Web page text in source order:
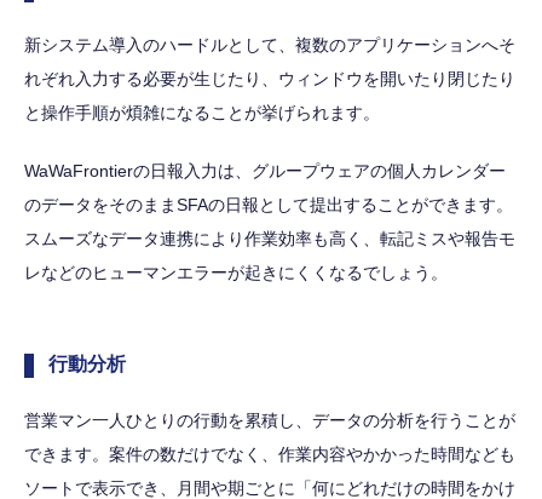
新システム導入のハードルとして、複数のアプリケーションへそ
れぞれ入力する必要が生じたり、ウィンドウを開いたり閉じたり
と操作手順が煩雑になることが挙げられます。
WaWaFrontierの日報入力は、グループウェアの個人カレンダー
のデータをそのままSFAの日報として提出することができます。
スムーズなデータ連携により作業効率も高く、転記ミスや報告モ
レなどのヒューマンエラーが起きにくくなるでしょう。
行動分析
営業マン一人ひとりの行動を累積し、データの分析を行うことが
できます。案件の数だけでなく、作業内容やかかった時間なども
ソートで表示でき、月間や期ごとに「何にどれだけの時間をかけ